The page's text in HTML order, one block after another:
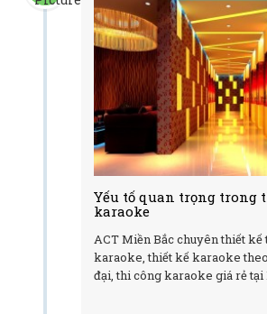
Yếu tố quan trọng trong
karaoke
ACT Miền Bắc chuyên thiết
karaoke, thiết kế karaoke
đại, thi công karaoke giá rẻ tại